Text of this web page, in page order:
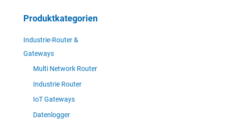
Produktkategorien
Industrie-Router &
Gateways
Multi Network Router
Industrie Router
IoT Gateways
Datenlogger